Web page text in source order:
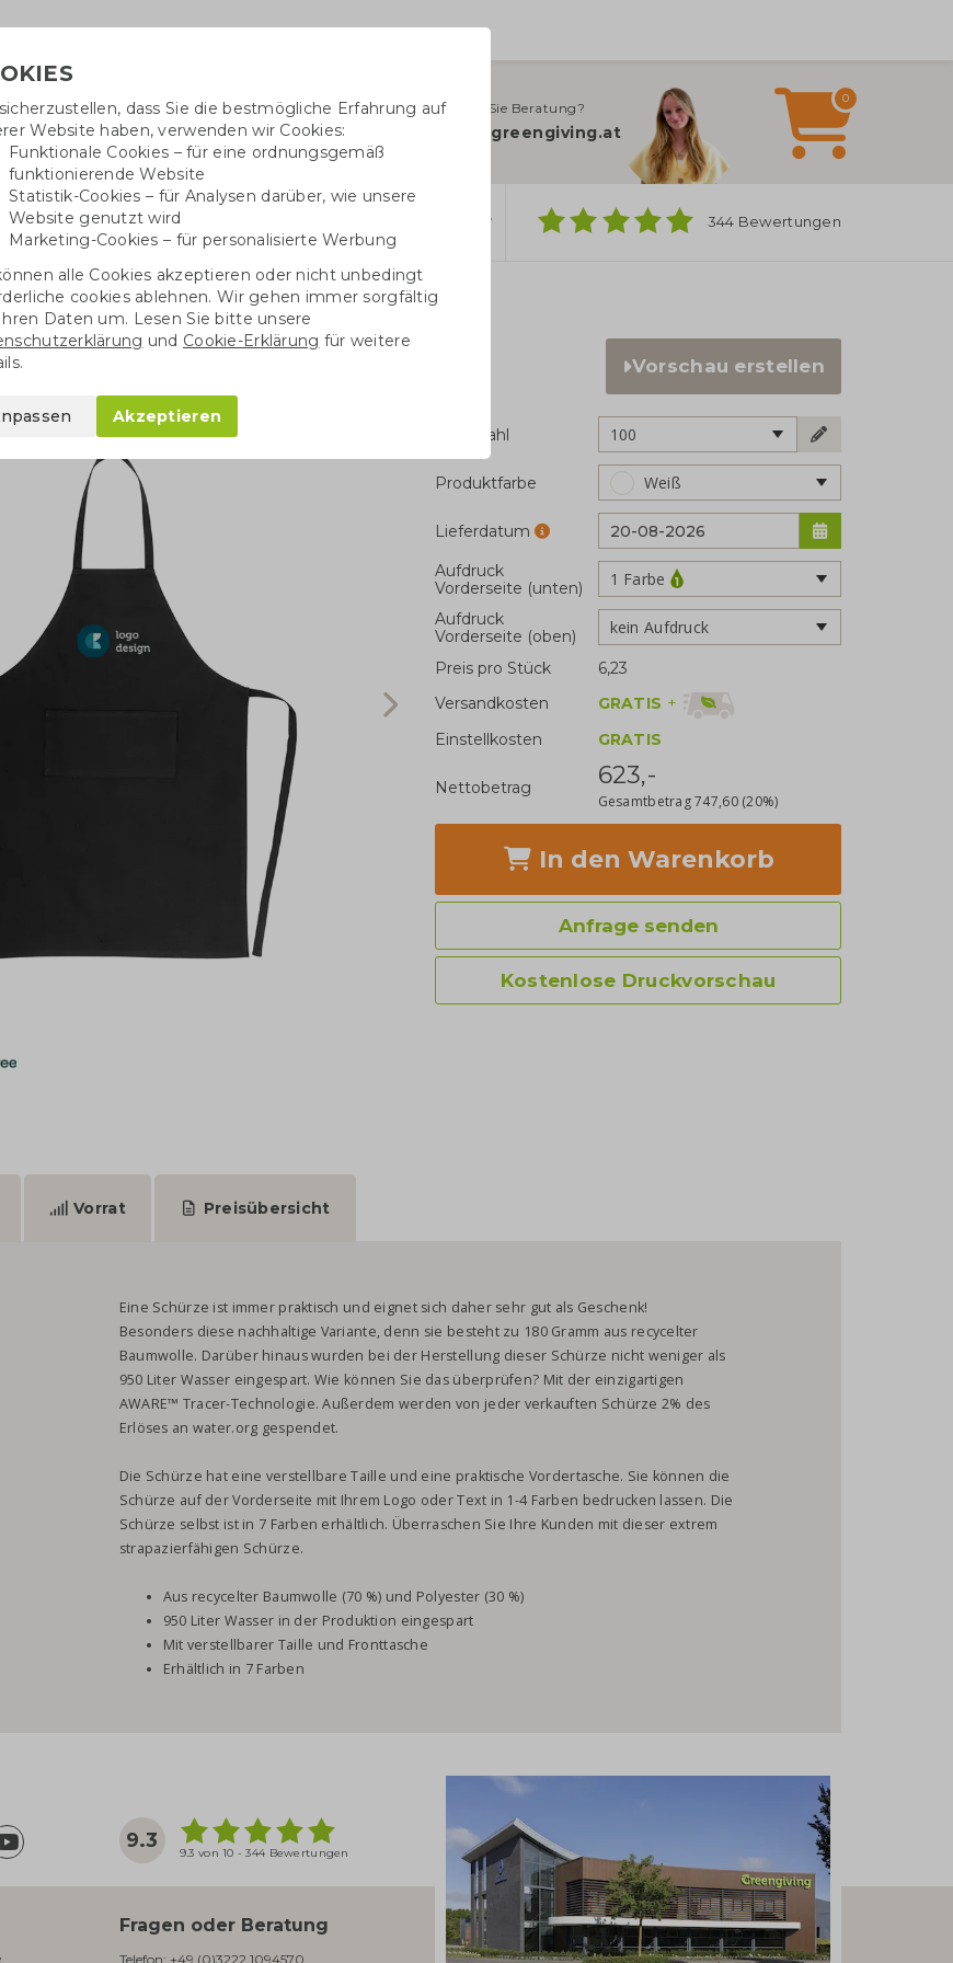
Benötigen Sie Beratung?
info@greengiving.at
0
Kugelschreiber 344 Bewertungen
Schürzen Kochschürze aus recycelter Baumwolle
Baumwolle Vorschau erstellen
Stückzahl 100
Produktfarbe Weiß
Lieferdatum
Aufdruck
Vorderseite (unten)
1 Farbe
Aufdruck
Vorderseite (oben)
kein Aufdruck
Preis pro Stück
6,23
Versandkosten
GRATIS +
Einstellkosten
GRATIS
Nettobetrag 623,-
Gesamtbetrag747,60 (20%)
In den Warenkorb
Anfrage senden
Kostenlose Druckvorschau
Vorrat Preisübersicht
Eine Schürze ist immer praktisch und eignet sich daher sehr gut als Geschenk!
Besonders diese nachhaltige Variante, denn sie besteht zu 180 Gramm aus recycelter
Baumwolle. Darüber hinaus wurden bei der Herstellung dieser Schürze nicht weniger als
950 Liter Wasser eingespart. Wie können Sie das überprüfen? Mit der einzigartigen
AWARE™ Tracer-Technologie. Außerdem werden von jeder verkauften Schürze 2% des
Erlöses an water.org gespendet.
Die Schürze hat eine verstellbare Taille und eine praktische Vordertasche. Sie können die
Schürze auf der Vorderseite mit Ihrem Logo oder Text in 1-4 Farben bedrucken lassen. Die
Schürze selbst ist in 7 Farben erhältlich. Überraschen Sie Ihre Kunden mit dieser extrem
strapazierfähigen Schürze.
Aus recycelter Baumwolle (70 %) und Polyester (30 %)
950 Liter Wasser in der Produktion eingespart
Mit verstellbarer Taille und Fronttasche
Erhältlich in 7 Farben
9.3
9.3 von 10 - 344 Bewertungen
Fragen oder Beratung
Telefon: +49 (0)3222 1094570
dass Sie die bestmögliche Erfahrung auf
Website haben, verwenden wir Cookies:
Funktionale Cookies – für eine ordnungsgemäß
funktionierende Website
Statistik-Cookies – für Analysen darüber, wie unsere
Website genutzt wird
Marketing-Cookies – für personalisierte Werbung
alle Cookies akzeptieren oder nicht unbedingt
cookies ablehnen. Wir gehen immer sorgfältig
Daten um. Lesen Sie bitte unsere
und Cookie-Erklärung für weitere
Akzeptieren